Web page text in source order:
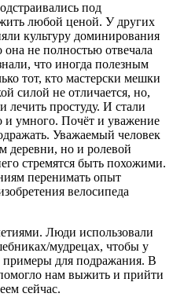
под
любой ценой. У других
культуру доминирования
она не полностью отвечала
что иногда полезным
тот, кто мастерски мешки
силой не отличается, но,
лечить простуду. И стали
и умного. Почёт и уважение
Уважаемый человек
деревни, но и ролевой
стремятся быть похожими.
перенимать опыт
велосипеда
Люди использовали
мудрецах, чтобы у
для подражания. В
нам выжить и прийти
сейчас.